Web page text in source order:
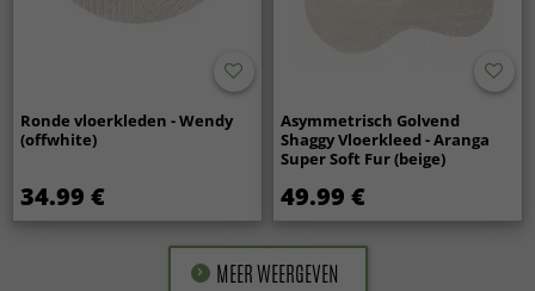
Ronde vloerkleden - Wendy
(offwhite)
34.99 €
Asymmetrisch Golvend
Shaggy Vloerkleed - Aranga
Super Soft Fur (beige)
49.99 €
MEER WEERGEVEN